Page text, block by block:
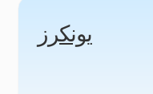
يونكرز